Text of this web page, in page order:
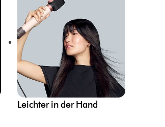
Leichter in der Hand